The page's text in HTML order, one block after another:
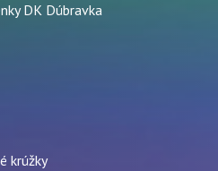
DK Dúbravka
krúžky